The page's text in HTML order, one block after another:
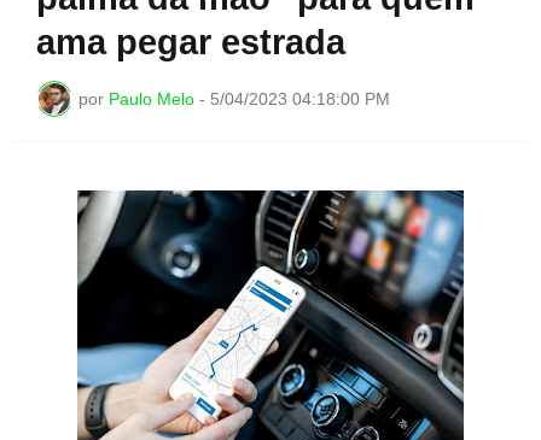
ama pegar estrada
por Paulo Melo - 5/04/2023 04:18:00 PM